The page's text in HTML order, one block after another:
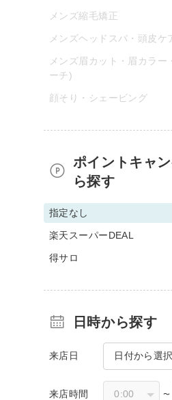
メンズ縮毛矯正
メンズヘッドスパ・頭皮ケ
メンズ眉カット・眉カラー
ーチ)
顔そり・シェービング
ポイントキャ
ら探す
指定なし
楽天スーパーDEAL
得サロ
日時から探す
来店日 日付から選択
来店時間 〜